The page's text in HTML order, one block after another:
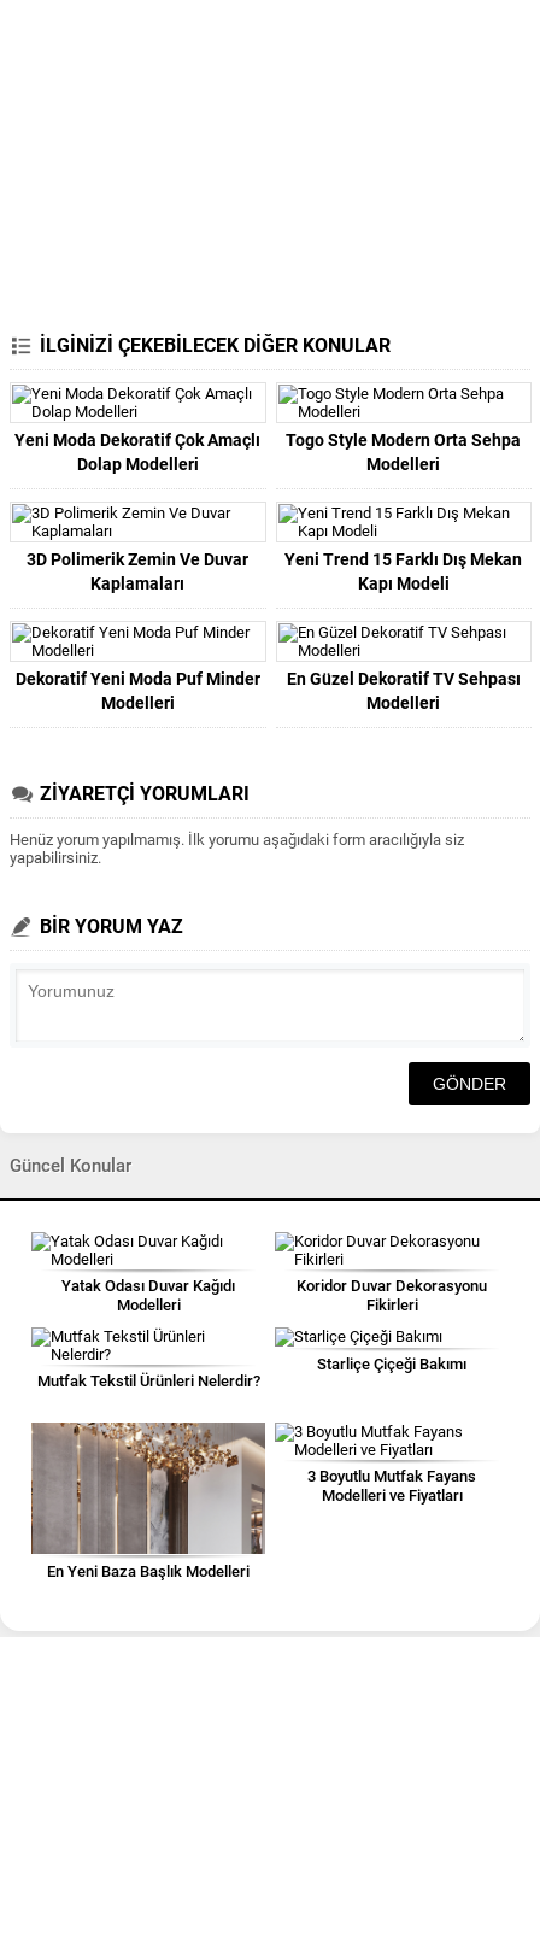
İLGİNİZİ ÇEKEBİLECEK DİĞER KONULAR
Yeni Moda Dekoratif Çok Amaçlı
Dolap Modelleri
Togo Style Modern Orta Sehpa
Modelleri
3D Polimerik Zemin Ve Duvar
Kaplamaları
Yeni Trend 15 Farklı Dış Mekan
Kapı Modeli
Dekoratif Yeni Moda Puf Minder
Modelleri
En Güzel Dekoratif TV Sehpası
Modelleri
ZİYARETÇİ YORUMLARI
Henüz yorum yapılmamış. İlk yorumu aşağıdaki form aracılığıyla siz
yapabilirsiniz.
BİR YORUM YAZ
Güncel Konular
Yatak Odası Duvar Kağıdı
Modelleri
Koridor Duvar Dekorasyonu
Fikirleri
Mutfak Tekstil Ürünleri Nelerdir?
Starliçe Çiçeği Bakımı
En Yeni Baza Başlık Modelleri
3 Boyutlu Mutfak Fayans
Modelleri ve Fiyatları